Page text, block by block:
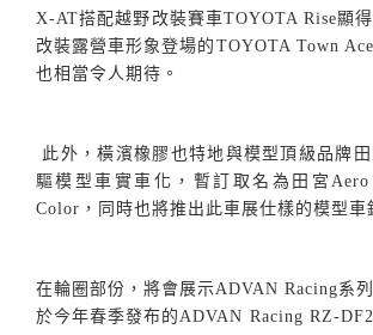
X-AT搭配越野改裝賽車 TOYOTA Rise顯
改裝露營車形象登場的 TOYOTA Town Ace
也相當令人期待。
此外，橫濱橡膠也特地與模型頂級品牌
驅模型車實車化，暫訂取名為田宮
Color ，同時也將推出此車展仕樣的模型車
在輪圈部份，將會展示ADVAN Racing系
於今年春季發布的 ADVAN Racing RZ-DF2